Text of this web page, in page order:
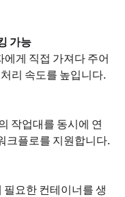
가능
에게 직접 가져다 주어
리 속도를 높입니다.
작업대를 동시에 연
크플로를 지원합니다.
요한 컨테이너를 생